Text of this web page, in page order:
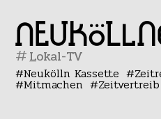
#
Neukölln Kassette
Mitmachen Zeitvertreib